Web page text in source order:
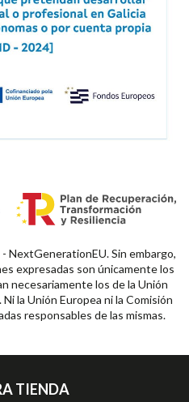
NextGenerationEU. Sin embargo,
expresadas son únicamente los
necesariamente los de la Unión
la Unión Europea ni la Comisión
responsables de las mismas.
TIENDA